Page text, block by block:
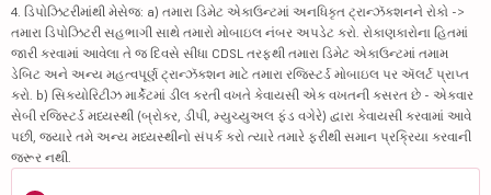
4. ડિપોઝિટરીમાંથી મેસેજ: a) તમારા ડિમેટ એકાઉન્ટમાં અનધિકૃત ટ્રાન્ઝૅક્શનને રોકો ->
તમારા ડિપોઝિટરી સહભાગી સાથે તમારો મોબાઇલ નંબર અપડેટ કરો. રોકાણકારોના હિતમાં
જારી કરવામાં આવેલા તે જ દિવસે સીધા CDSL તરફથી તમારા ડિમેટ એકાઉન્ટમાં તમામ
ડેબિટ અને અન્ય મહત્વપૂર્ણ ટ્રાન્ઝૅક્શન માટે તમારા રજિસ્ટર્ડ મોબાઇલ પર ઍલર્ટ પ્રાપ્ત
કરો. b) સિક્યોરિટીઝ માર્કેટમાં ડીલ કરતી વખતે કેવાયસી એક વખતની કસરત છે - એકવાર
સેબી રજિસ્ટર્ડ મધ્યસ્થી (બ્રોકર, ડીપી, મ્યુચ્યુઅલ ફંડ વગેરે) દ્વારા કેવાયસી કરવામાં આવે
પછી, જ્યારે તમે અન્ય મધ્યસ્થીનો સંપર્ક કરો ત્યારે તમારે ફરીથી સમાન પ્રક્રિયા કરવાની
જરૂર નથી.